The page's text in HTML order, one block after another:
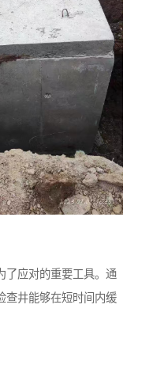
了应对的重要工具。通
查井能够在短时间内缓